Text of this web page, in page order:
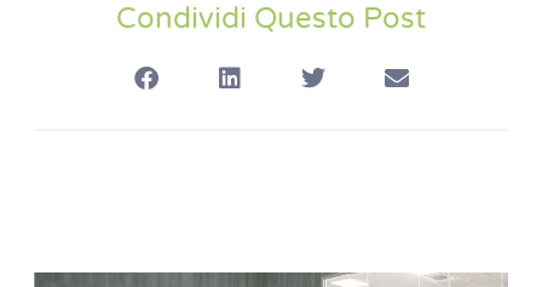
Condividi Questo Post